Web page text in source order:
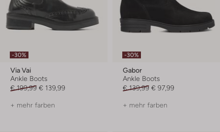
-30%
Via Vai
Ankle Boots
€ 199,99 € 139,99
+ mehr farben
-30%
Gabor
Ankle Boots
€ 139,99 € 97,99
+ mehr farben